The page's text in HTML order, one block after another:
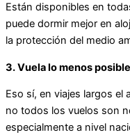
Están disponibles en
puede dormir mejor en
la protección del medio
3. Vuela lo menos posible
Eso sí, en viajes largos el
no todos los vuelos son
especialmente a nivel